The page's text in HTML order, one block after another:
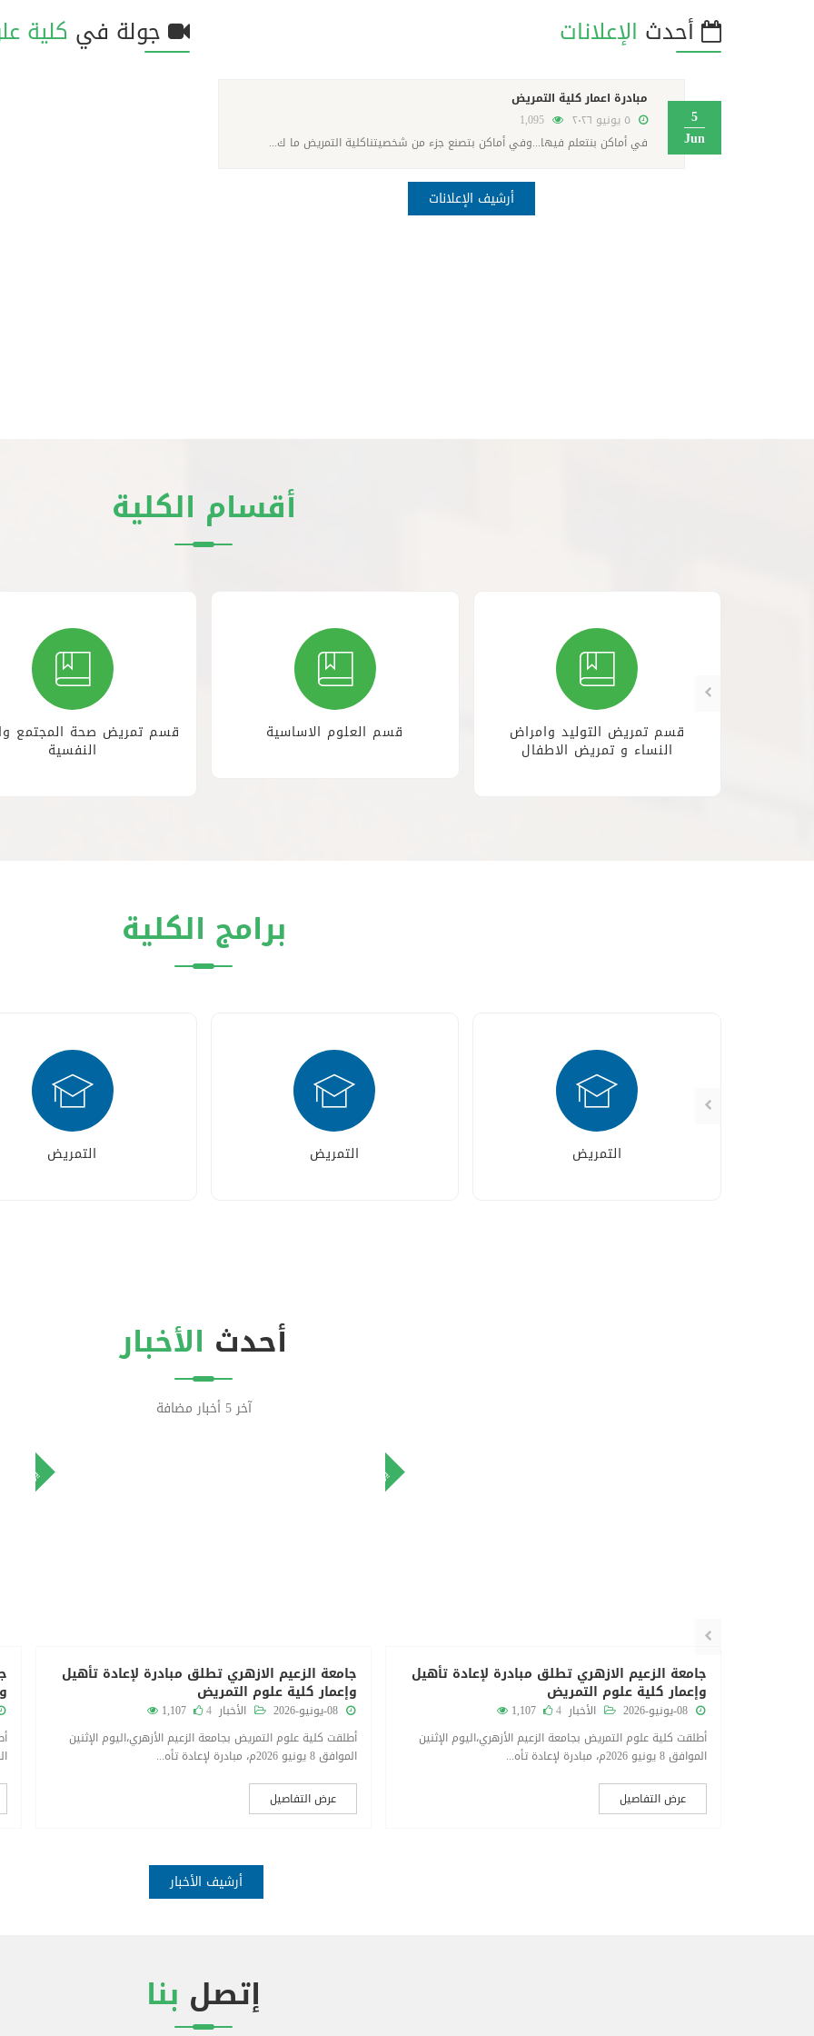
أحدث الإعلانات
5
Jun
مبادرة اعمار كلية التمريض
في أماكن بنتعلم فيها...وفي أماكن بتصنع جزء من شخصيتناكلية التمريض ما ك...
أرشيف الإعلانات
جولة في كلية
أقسام الكلية
قسم تمريض التوليد وامراض
النساء و تمريض الاطفال
قسم العلوم الاساسية قسم تمريض صحة المجتمع
النفسية
برامج الكلية
التمريض التمريض التمريض
أحدث الأخبار
آخر 5 أخبار مضافة
يونيو
جامعة الزعيم الازهري تطلق مبادرة لإعادة تأهيل
وإعمار كلية علوم التمريض
الأخبار 4
1,107
أطلقت كلية علوم التمريض بجامعة الزعيم الأزهري،اليوم الإثنين
الموافق 8 يونيو 2026م، مبادرة لإعادة تأه...
عرض التفاصيل
يونيو
جامعة الزعيم الازهري تطلق مبادرة لإعادة تأهيل
وإعمار كلية علوم التمريض
الأخبار 4
1,107
أطلقت كلية علوم التمريض بجامعة الزعيم الأزهري،اليوم الإثنين
الموافق 8 يونيو 2026م، مبادرة لإعادة تأه...
عرض التفاصيل
أرشيف الأخبار
إتصل بنا